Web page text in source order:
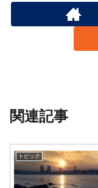
関連記事
トピック